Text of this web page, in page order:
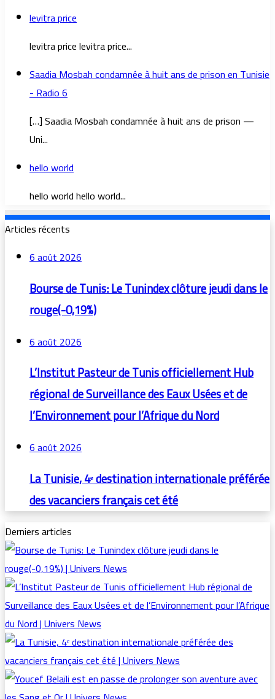
levitra price
levitra price levitra price...
Saadia Mosbah condamnée à huit ans de prison en Tunisie
- Radio 6
[…] Saadia Mosbah condamnée à huit ans de prison —
Uni...
hello world
hello world hello world...
Articles récents
6 août 2026
Bourse de Tunis: Le Tunindex clôture jeudi dans le
rouge(-0,19%)
6 août 2026
L’Institut Pasteur de Tunis officiellement Hub
régional de Surveillance des Eaux Usées et de
l’Environnement pour l’Afrique du Nord
6 août 2026
La Tunisie, 4ᵉ destination internationale préférée
des vacanciers français cet été
Derniers articles